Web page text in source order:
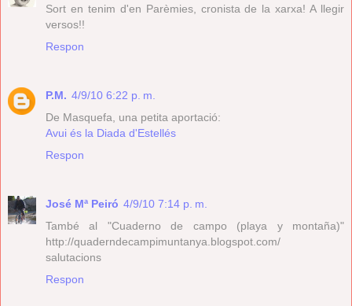
Sort en tenim d'en Parèmies, cronista de la xarxa! A llegir
versos!!
Respon
P.M. 4/9/10 6:22 p. m.
De Masquefa, una petita aportació:
Avui és la Diada d'Estellés
Respon
José Mª Peiró 4/9/10 7:14 p. m.
També al "Cuaderno de campo (playa y montaña)"
http://quaderndecampimuntanya.blogspot.com/
salutacions
Respon